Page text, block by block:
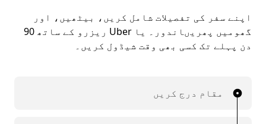
اپنے سفر کی تفصیلات شامل کریں، بیٹھیں، اور
گھومیں پھریںاندور۔ یا Uber ریزرو کے ساتھ 90
دن پہلے تک کسی بھی وقت شیڈول کریں۔
مقام درج کریں